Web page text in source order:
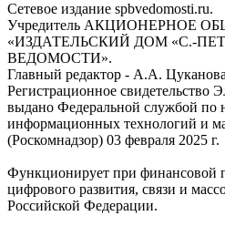
Сетевое издание spbvedomosti.ru.
Учредитель АКЦИОНЕРНОЕ
«ИЗДАТЕЛЬСКИЙ ДОМ «С.-
ВЕДОМОСТИ».
Главный редактор - А.А.
Регистрационное
выдано Федеральной службой по
информационных технологий и
(Роскомнадзор) 03 февраля 2025 г.
Функционирует при финансовой
цифрового развития, связи и
Российской Федерации.